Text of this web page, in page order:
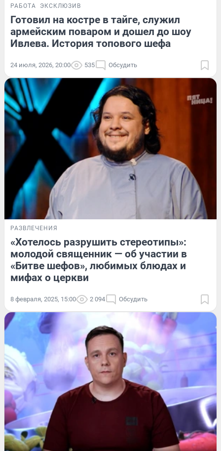
РАБОТА ЭКСКЛЮЗИВ
Готовил на костре в тайге, служил
армейским поваром и дошел до шоу
Ивлева. История топового шефа
24 июля, 2026, 20:00 535 Обсудить
РАЗВЛЕЧЕНИЯ
«Хотелось разрушить стереотипы»:
молодой священник — об участии в
«Битве шефов», любимых блюдах и
мифах о церкви
8 февраля, 2025, 15:00 2 094 Обсудить